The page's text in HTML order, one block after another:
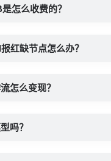
怎么收费的？
红缺节点怎么办？
怎么变现？
吗？